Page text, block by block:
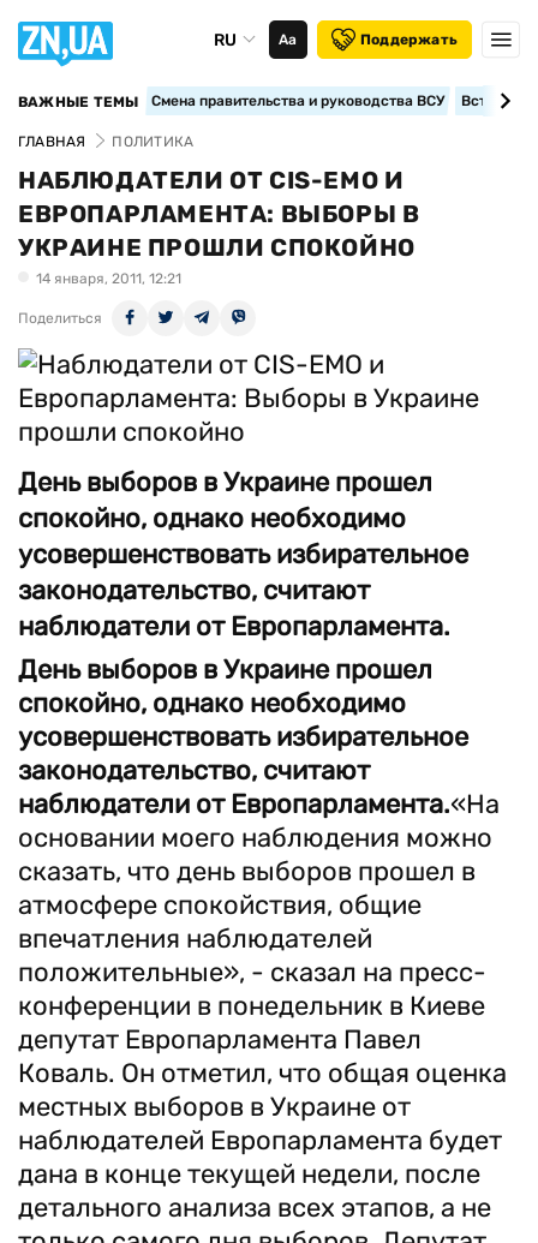
RU Аа Поддержать
ВАЖНЫЕ ТЕМЫ Смена правительства и руководства ВСУ
ГЛАВНАЯ ПОЛИТИКА
НАБЛЮДАТЕЛИ ОТ CIS-EMO И
ЕВРОПАРЛАМЕНТА: ВЫБОРЫ В
УКРАИНЕ ПРОШЛИ СПОКОЙНО
14 января, 2011, 12:21
Поделиться
День выборов в Украине прошел
спокойно, однако необходимо
усовершенствовать избирательное
законодательство, считают
наблюдатели от Европарламента.
День выборов в Украине прошел
спокойно, однако необходимо
усовершенствовать избирательное
законодательство, считают
наблюдатели от Европарламента.«На
основании моего наблюдения можно
сказать, что день выборов прошел в
атмосфере спокойствия, общие
впечатления наблюдателей
положительные», - сказал на пресс-
конференции в понедельник в Киеве
депутат Европарламента Павел
Коваль. Он отметил, что общая оценка
местных выборов в Украине от
наблюдателей Европарламента будет
дана в конце текущей недели, после
детального анализа всех этапов, а не